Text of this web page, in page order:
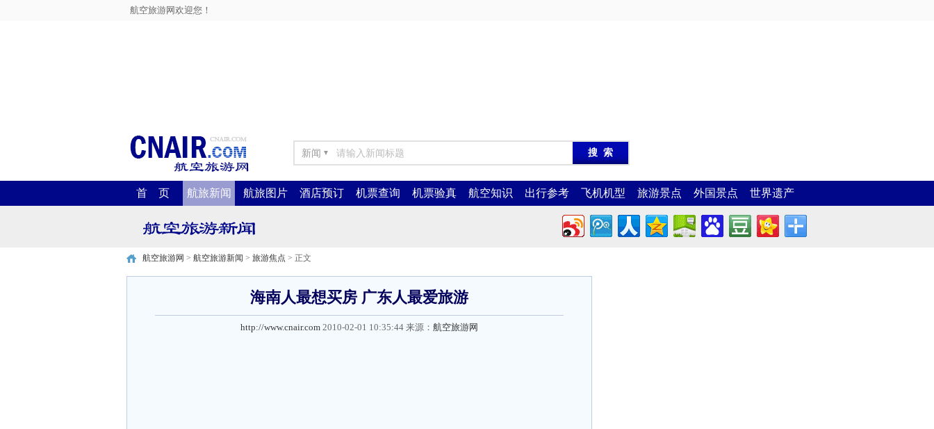
航空旅游网欢迎您！
新闻 ▼
首 页 航旅新闻 航旅图片 酒店预订 机票查询 机票验真 航空知识 出行参考 飞机机型 旅游景点 外国景点 世界遗产
航空旅游网 > 航空旅游新闻 > 旅游焦点 > 正文
海南人最想买房 广东人最爱旅游
http://www.cnair.com 2010-02-01 10:35:44 来源： 航空旅游网